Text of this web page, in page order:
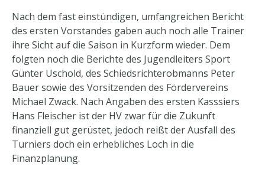
Nach dem fast einstündigen, umfangreichen Bericht
des ersten Vorstandes gaben auch noch alle Trainer
ihre Sicht auf die Saison in Kurzform wieder. Dem
folgten noch die Berichte des Jugendleiters Sport
Günter Uschold, des Schiedsrichterobmanns Peter
Bauer sowie des Vorsitzenden des Fördervereins
Michael Zwack. Nach Angaben des ersten Kasssiers
Hans Fleischer ist der HV zwar für die Zukunft
finanziell gut gerüstet, jedoch reißt der Ausfall des
Turniers doch ein erhebliches Loch in die
Finanzplanung.